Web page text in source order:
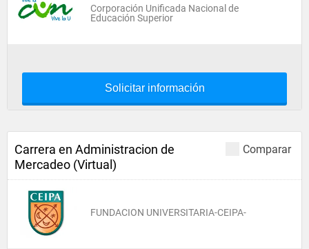
Corporación Unificada Nacional de
Educación Superior
Solicitar información
Comparar
Carrera en Administracion de
Mercadeo (Virtual)
FUNDACION UNIVERSITARIA-CEIPA-